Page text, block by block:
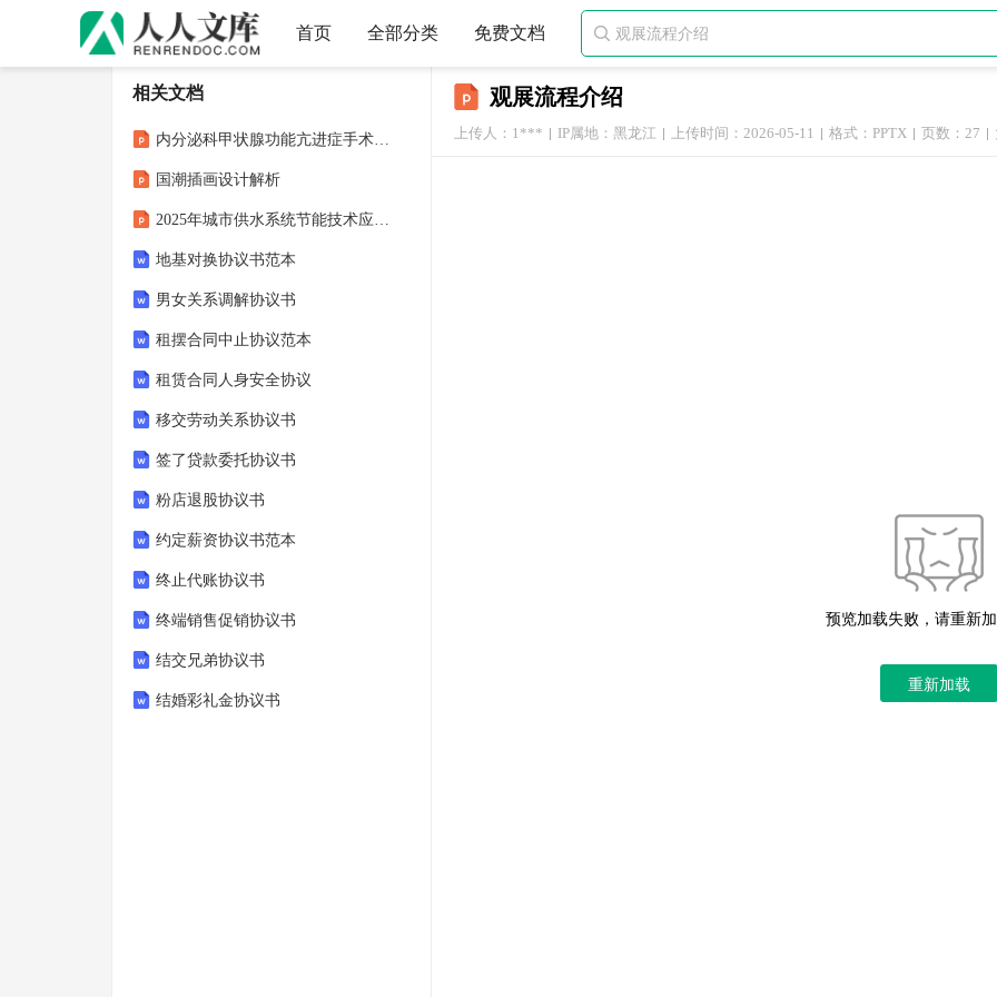
首页 全部分类 免费文档 
观展流程介绍
上传人：1*** IP属地：黑龙江 上传时间：2026-05-11 格式：PPTX 页数：27
预览加载失败，请重新
重新加载
相关文档
内分泌科甲状腺功能亢进症手术后康复指导
国潮插画设计解析
2025年城市供水系统节能技术应用与评估
地基对换协议书范本
男女关系调解协议书
租摆合同中止协议范本
租赁合同人身安全协议
移交劳动关系协议书
签了贷款委托协议书
粉店退股协议书
约定薪资协议书范本
终止代账协议书
终端销售促销协议书
结交兄弟协议书
结婚彩礼金协议书